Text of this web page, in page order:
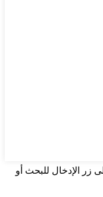
زر الإدخال للبحث أو